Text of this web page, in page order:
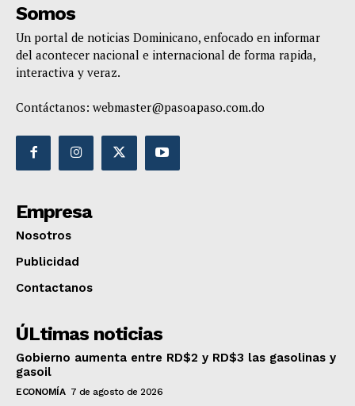
Somos
Un portal de noticias Dominicano, enfocado en informar
del acontecer nacional e internacional de forma rapida,
interactiva y veraz.
Contáctanos: webmaster@pasoapaso.com.do
Empresa
Nosotros
Publicidad
Contactanos
ÚLtimas noticias
Gobierno aumenta entre RD$2 y RD$3 las gasolinas y
gasoil
ECONOMÍA 7 de agosto de 2026